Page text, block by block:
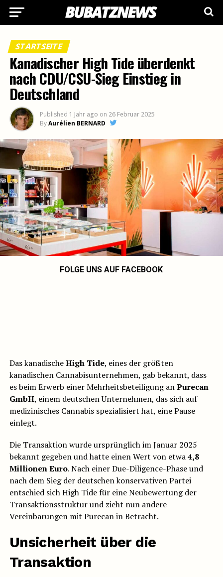
STARTSEITE
Kanadischer High Tide überdenkt
nach CDU/CSU-Sieg Einstieg in
Deutschland
Published 1 Jahr ago on 26 Februar 2025
ByAurélien BERNARD
FOLGE UNS AUF FACEBOOK
Das kanadischeHigh Tide, eines der größten
kanadischen Cannabisunternehmen, gab bekannt, dass
es beim Erwerb einer Mehrheitsbeteiligung anPurecan
GmbH, einem deutschen Unternehmen, das sich auf
medizinisches Cannabis spezialisiert hat, eine Pause
einlegt.
Die Transaktion wurde ursprünglich im Januar 2025
bekannt gegeben und hatte einen Wert von etwa4,8
Millionen Euro. Nach einer Due-Diligence-Phase und
nach dem Sieg der deutschen konservativen Partei
entschied sich High Tide für eine Neubewertung der
Transaktionsstruktur und zieht nun andere
Vereinbarungen mit Purecan in Betracht.
Unsicherheit über die
Transaktion